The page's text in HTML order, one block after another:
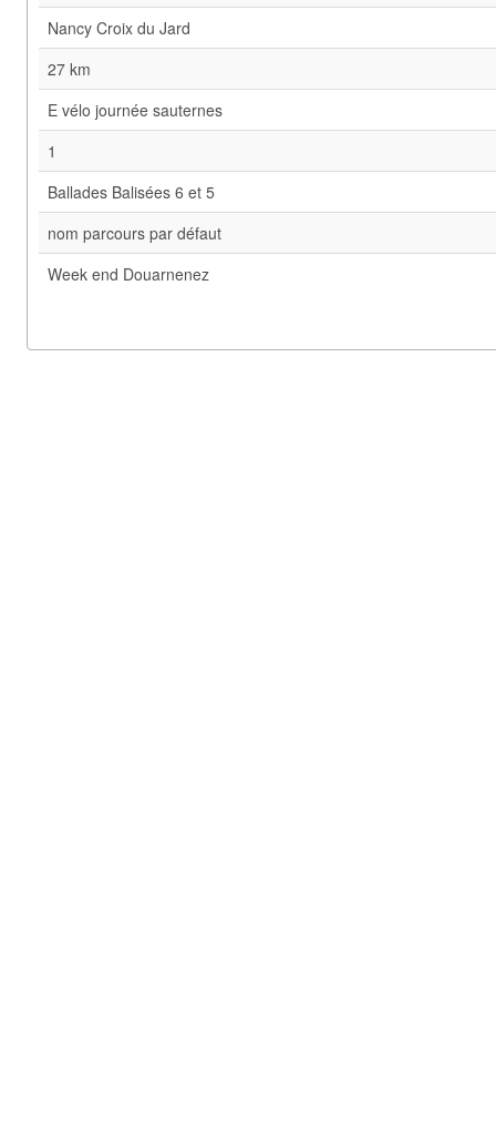
Nancy Croix du Jard
27 km
E vélo journée sauternes
1
Ballades Balisées 6 et 5
nom parcours par défaut
Week end Douarnenez